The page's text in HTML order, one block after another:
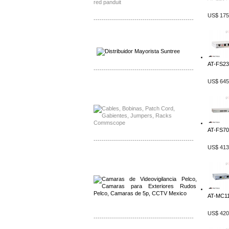
-------------------------------------------------
-------------------------------------------------
-------------------------------------------------
-------------------------------------------------
US$ 175
AT-
US$ 645
AT-
US$ 413
AT-
US$ 420